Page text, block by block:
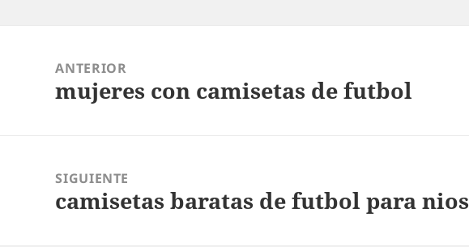
entradas
ANTERIOR
Entrada
mujeres con camisetas de futbol
SIGUIENTE
Entrada
camisetas baratas de futbol para nios